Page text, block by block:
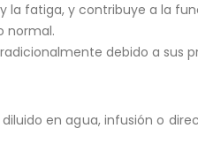
la fatiga, y contribuye a la
normal.
debido a sus
en agua, infusión o